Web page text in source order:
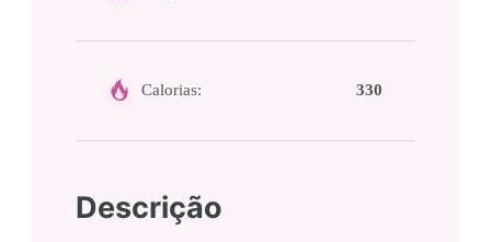
Calorias: 330
Descrição